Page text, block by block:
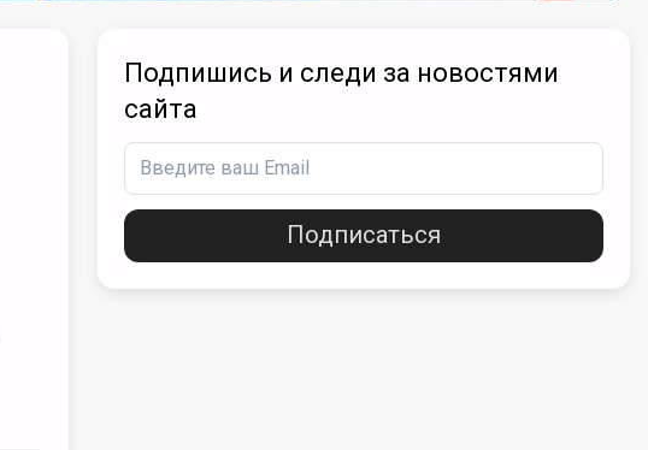
Подпишись и следи за новостями
сайта
Подписаться